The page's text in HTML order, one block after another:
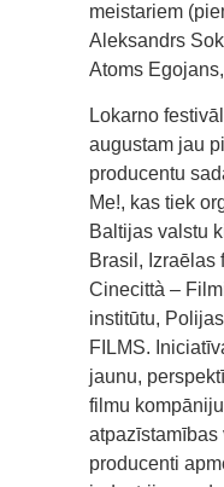
meistariem
Aleksandrs
Atoms
Lokarno
augustam jau
producentu
Me!, kas tiek
Baltijas valstu
Brasil, Izraēlas
Cinecittà –
institūtu,
FILMS.
jaunu,
filmu
producenti